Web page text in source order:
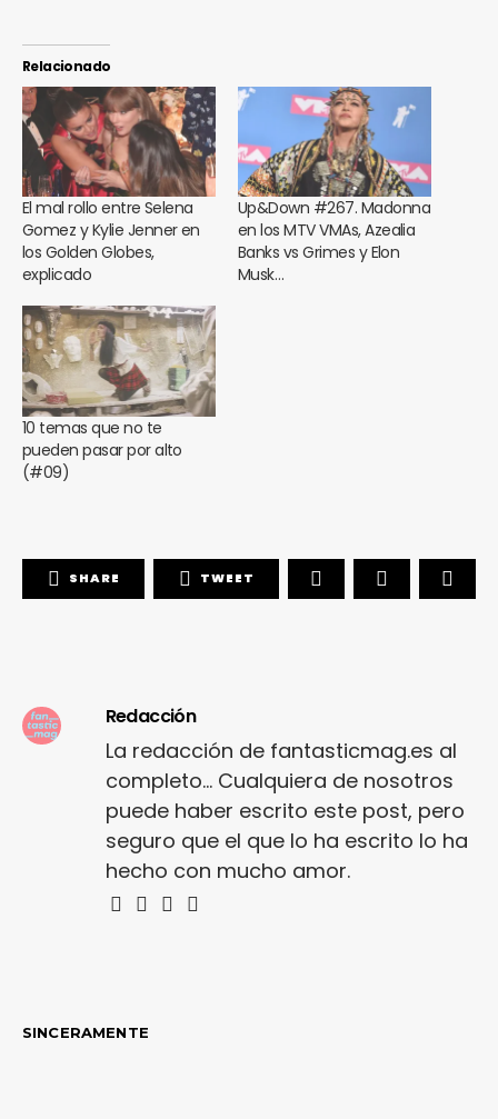
Relacionado
El mal rollo entre Selena
Gomez y Kylie Jenner en
los Golden Globes,
explicado
Up&Down #267. Madonna
en los MTV VMAs, Azealia
Banks vs Grimes y Elon
Musk…
10 temas que no te
pueden pasar por alto
(#09)
SHARE TWEET
Redacción
La redacción de fantasticmag.es al
completo... Cualquiera de nosotros
puede haber escrito este post, pero
seguro que el que lo ha escrito lo ha
hecho con mucho amor.
SINCERAMENTE